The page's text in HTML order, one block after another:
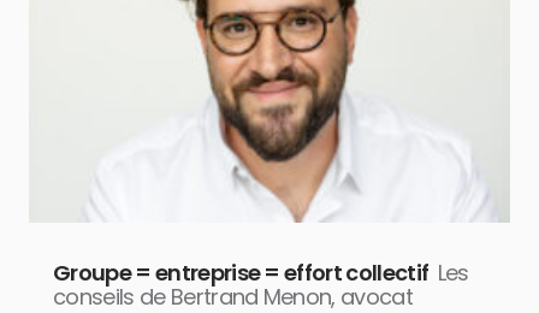
Groupe = entreprise = effort collectif Les
conseils de Bertrand Menon, avocat